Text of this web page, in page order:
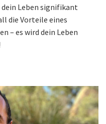
Leben signifikant
die Vorteile eines
– es wird dein Leben